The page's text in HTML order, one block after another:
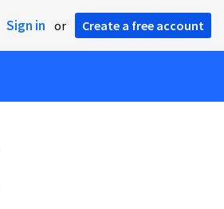
Sign in or Create a free account